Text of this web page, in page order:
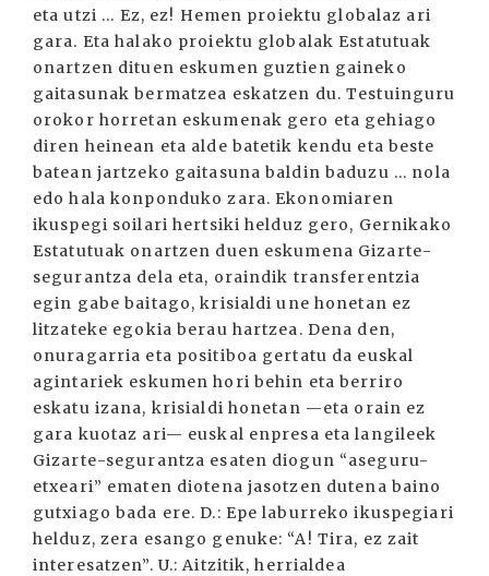
eta utzi ... Ez, ez! Hemen proiektu globalaz ari
gara. Eta halako proiektu globalak Estatutuak
onartzen dituen eskumen guztien gaineko
gaitasunak bermatzea eskatzen du. Testuinguru
orokor horretan eskumenak gero eta gehiago
diren heinean eta alde batetik kendu eta beste
batean jartzeko gaitasuna baldin baduzu ... nola
edo hala konponduko zara. Ekonomiaren
ikuspegi soilari hertsiki helduz gero, Gernikako
Estatutuak onartzen duen eskumena Gizarte-
segurantza dela eta, oraindik transferentzia
egin gabe baitago, krisialdi une honetan ez
litzateke egokia berau hartzea. Dena den,
onuragarria eta positiboa gertatu da euskal
agintariek eskumen hori behin eta berriro
eskatu izana, krisialdi honetan —eta orain ez
gara kuotaz ari— euskal enpresa eta langileek
Gizarte-segurantza esaten diogun “aseguru-
etxeari” ematen diotena jasotzen dutena baino
gutxiago bada ere. D.: Epe laburreko ikuspegiari
helduz, zera esango genuke: “A! Tira, ez zait
interesatzen”. U.: Aitzitik, herrialdea